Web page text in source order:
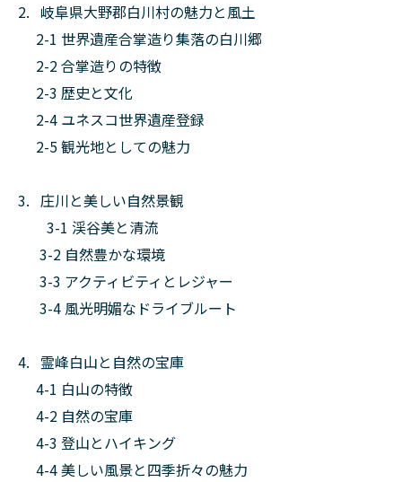
2. 岐阜県大野郡白川村の魅力と風土
2-1 世界遺産合掌造り集落の白川郷
2-2 合掌造りの特徴
2-3 歴史と文化
2-4 ユネスコ世界遺産登録
2-5 観光地としての魅力
3. 庄川と美しい自然景観
3-1 渓谷美と清流
3-2 自然豊かな環境
3-3 アクティビティとレジャー
3-4 風光明媚なドライブルート
4. 霊峰白山と自然の宝庫
4-1 白山の特徴
4-2 自然の宝庫
4-3 登山とハイキング
4-4 美しい風景と四季折々の魅力